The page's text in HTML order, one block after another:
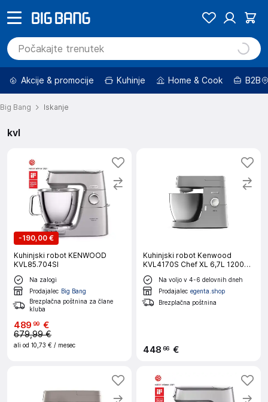
Akcije & promocije Kuhinje Home & Cook B2B
Big Bang Iskanje
kvl
-190,00 €
Kuhinjski robot KENWOOD
KVL85.704SI
Na zalogi
Prodajalec Big Bang
Brezplačna poštnina za člane
kluba
489 99 €
679,99 €
ali od 10,73 € / mesec
Kuhinjski robot Kenwood
KVL4170S Chef XL 6,7L 1200W
srebrn
Na voljo v 4-6 delovnih dneh
Prodajalec egenta.shop
Brezplačna poštnina
448 66 €